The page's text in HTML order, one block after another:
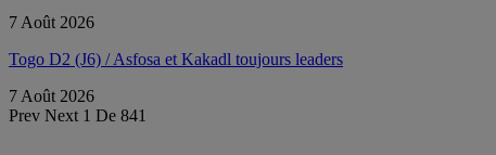
7 Août 2026
Togo D2 (J6) / Asfosa et Kakadl toujours leaders
7 Août 2026
Prev Next 1 De 841